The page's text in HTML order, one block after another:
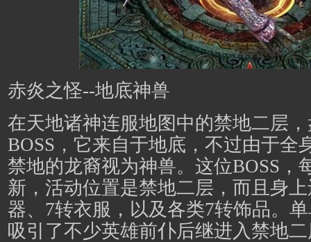
赤炎之怪--地底神兽
在天地诸神连服地图中的禁地二层
BOSS，它来自于地底，不过由于全
禁地的龙裔视为神兽。这位BOSS，
新，活动位置是禁地二层，而且身
器、7转衣服，以及各类7转饰品。
吸引了不少英雄前仆后继进入禁地